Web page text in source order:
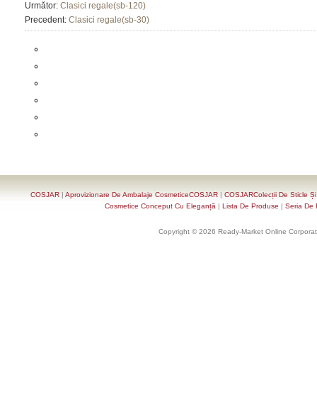
Următor: Clasici regale(sb-120)
Precedent: Clasici regale(sb-30)
COSJAR | Aprovizionare De Ambalaje CosmeticeCOSJAR | COSJARColecții De Sticle
Cosmetice Conceput Cu Eleganță | Lista De Produse | Seria De
Copyright © 2026 Ready-Market Online